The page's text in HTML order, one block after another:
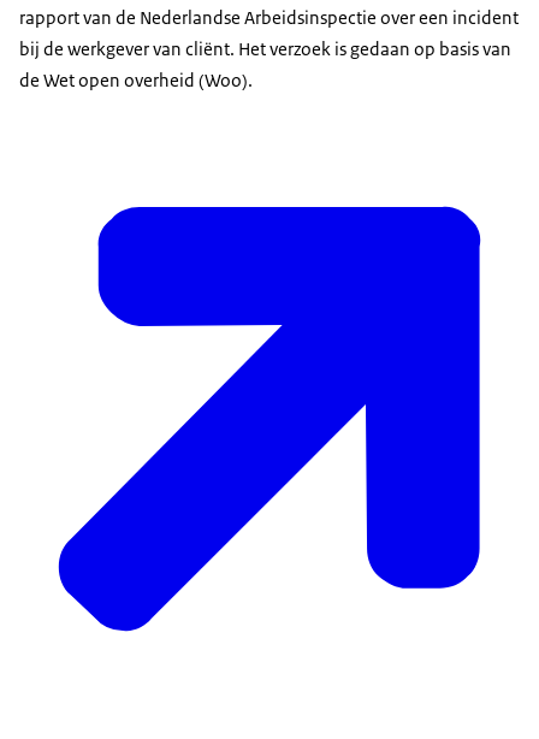
rapport van de Nederlandse Arbeidsinspectie over een incident
bij de werkgever van cliënt. Het verzoek is gedaan op basis van
de Wet open overheid (Woo).